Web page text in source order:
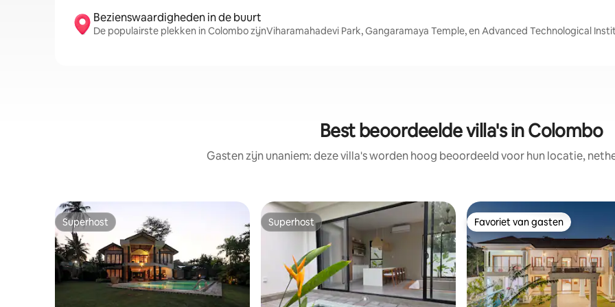
Bezienswaardigheden in de buurt
De populairste plekken in Colombo zijnViharamahadevi Park, Gangaramaya Temple, en Advanced Technological
Best beoordeelde villa's in Colombo
Gasten zijn unaniem: deze villa's worden hoog beoordeeld voor hun locatie,
Superhost
Superhost Superhost
Superhost Favoriet van gasten
Favoriet van gasten